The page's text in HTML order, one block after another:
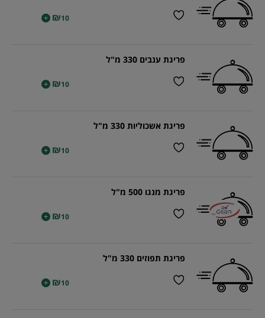
₪10
+
פריגת ענבים 330 מ"ל
₪10
+
פריגת אשכוליות 330 מ"ל
₪10
+
פריגת מנגו 500 מ"ל
₪10
+
פריגת תפוזים 330 מ"ל
₪10
+